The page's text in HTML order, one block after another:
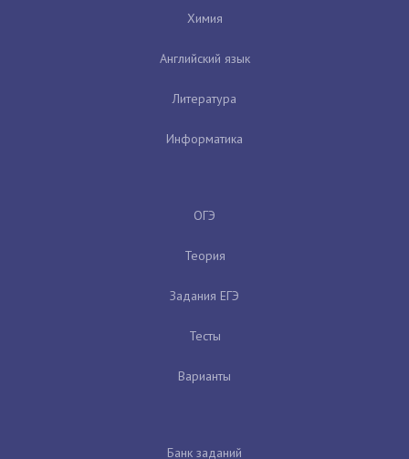
Химия
Английский язык
Литература
Информатика
ОГЭ
Теория
Задания ЕГЭ
Тесты
Варианты
Банк заданий